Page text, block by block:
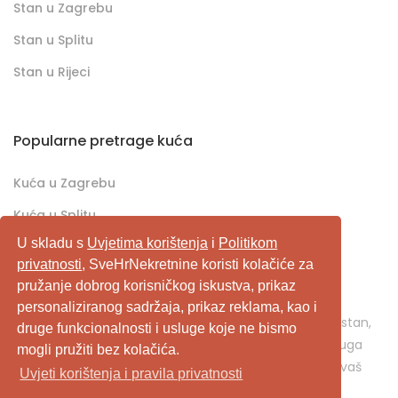
U skladu s Uvjetima korištenja i Politikom
privatnosti, SveHrNekretnine koristi kolačiće za
pružanje dobrog korisničkog iskustva, prikaz
personaliziranog sadržaja, prikaz reklama, kao i
druge funkcionalnosti i usluge koje ne bismo
mogli pružiti bez kolačića.
Uvjeti korištenja i pravila privatnosti
Stan u Zagrebu
Stan u Splitu
Stan u Rijeci
Popularne pretrage kuća
Kuća u Zagrebu
Kuća u Splitu
Kuća u Rijeci
SveHrNekretnine.com predstavlja sveobuhvatan
pretraživač/oglašivač nekretnina. Ukoliko je u pitanju stan,
kuća, vikendica, zemljište, poslovni prostor, ili neka druga
nekretnina, svehrnekretnine.com je pravo mjesto za vaš